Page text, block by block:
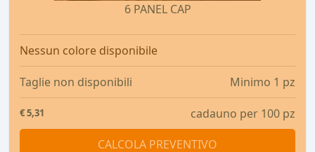
6 PANEL CAP
Nessun colore disponibile
Taglie non disponibili Minimo 1 pz
€5,31
cadauno per 100 pz
CALCOLA PREVENTIVO